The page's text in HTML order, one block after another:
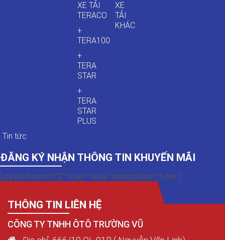
XE TẢI
TERACO
+
TERA100
+
TERA
STAR
+
TERA
STAR
PLUS
XE
TẢI
KHÁC
Tin tức
ĐĂNG KÝ NHẬN THÔNG TIN KHUYẾN MÃI
[gravityform id="2" title="false" description="false"]
THÔNG TIN LIÊN HỆ
CÔNG TY TNHH ÔTÔ TRƯỜNG VŨ